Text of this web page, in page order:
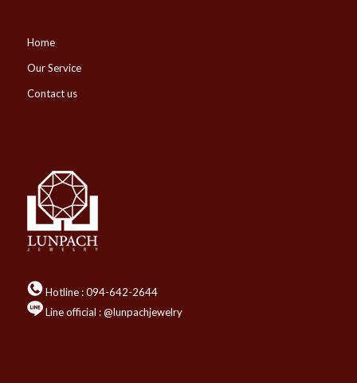
Home
Our Service
Contact us
Hotline :094-642-2644
Line official : @lunpachjewelry